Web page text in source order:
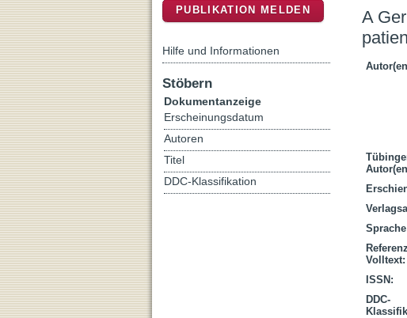
A
Volltext:
ISSN:
DDC-
PUBLIKATION MELDEN
Hilfe und Informationen
Stöbern
Dokumentanzeige
Erscheinungsdatum
Autoren
Titel
DDC-Klassifikation